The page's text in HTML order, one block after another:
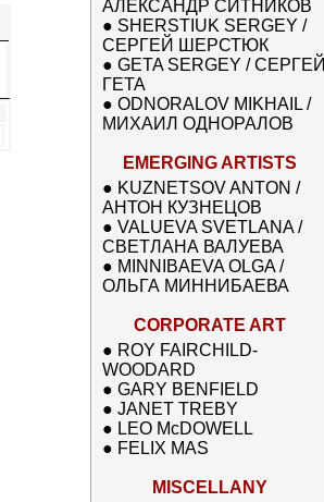
АЛЕКСАНДР СИТНИКОВ
● SHERSTIUK SERGEY /
СЕРГЕЙ ШЕРСТЮК
● GETA SERGEY / СЕРГЕЙ
ГЕТА
● ODNORALOV MIKHAIL /
МИХАИЛ ОДНОРАЛОВ
EMERGING ARTISTS
● KUZNETSOV ANTON /
АНТОН КУЗНЕЦОВ
● VALUEVA SVETLANA /
СВЕТЛАНА ВАЛУЕВА
● MINNIBAEVA OLGA /
ОЛЬГА МИННИБАЕВА
CORPORATE ART
● ROY FAIRCHILD-
WOODARD
● GARY BENFIELD
● JANET TREBY
● LEO McDOWELL
● FELIX MAS
MISCELLANY